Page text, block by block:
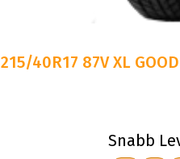
215/40R17 87V XL
Snabb